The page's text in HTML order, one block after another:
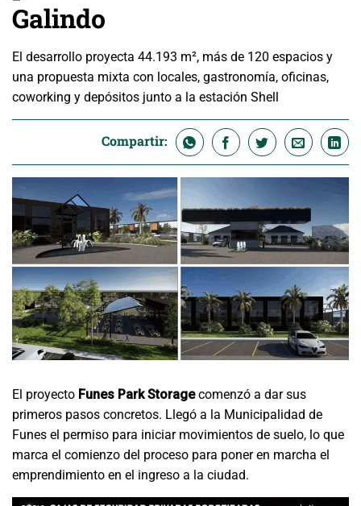
Galindo
El desarrollo proyecta 44.193 m², más de 120 espacios y
una propuesta mixta con locales, gastronomía, oficinas,
coworking y depósitos junto a la estación Shell
Compartir:
El proyecto Funes Park Storagecomenzó a dar sus
primeros pasos concretos. Llegó a la Municipalidad de
Funes el permiso para iniciar movimientos de suelo, lo que
marca el comienzo del proceso para poner en marcha el
emprendimiento en el ingreso a la ciudad.